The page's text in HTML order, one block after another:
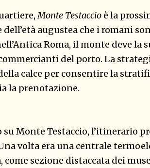
Monte Testaccio è la
augustea che i romani
Roma, il monte deve
del porto. La
calce per consentire la
la prenotazione.
Monte Testaccio, l’itinerario
volta era una centrale
come sezione distaccata dei